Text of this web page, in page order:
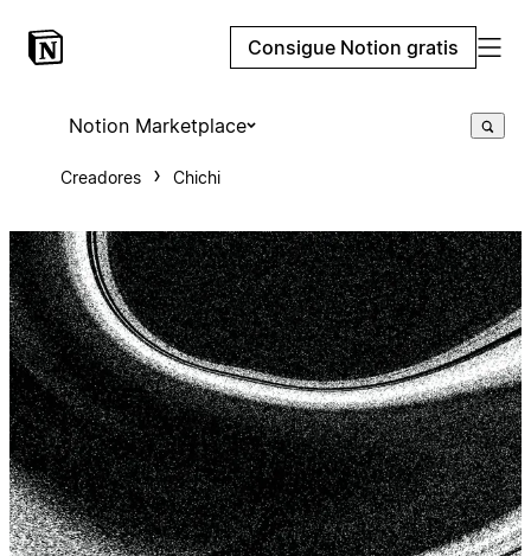
Consigue Notion gratis
Notion Marketplace
Creadores Chichi